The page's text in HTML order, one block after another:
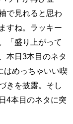
で見れると思わ
すね。ラッキー
「盛り上がって
本日3本目のネタ
はめっちゃいい喫
きを披露。そし
4本目のネタに突